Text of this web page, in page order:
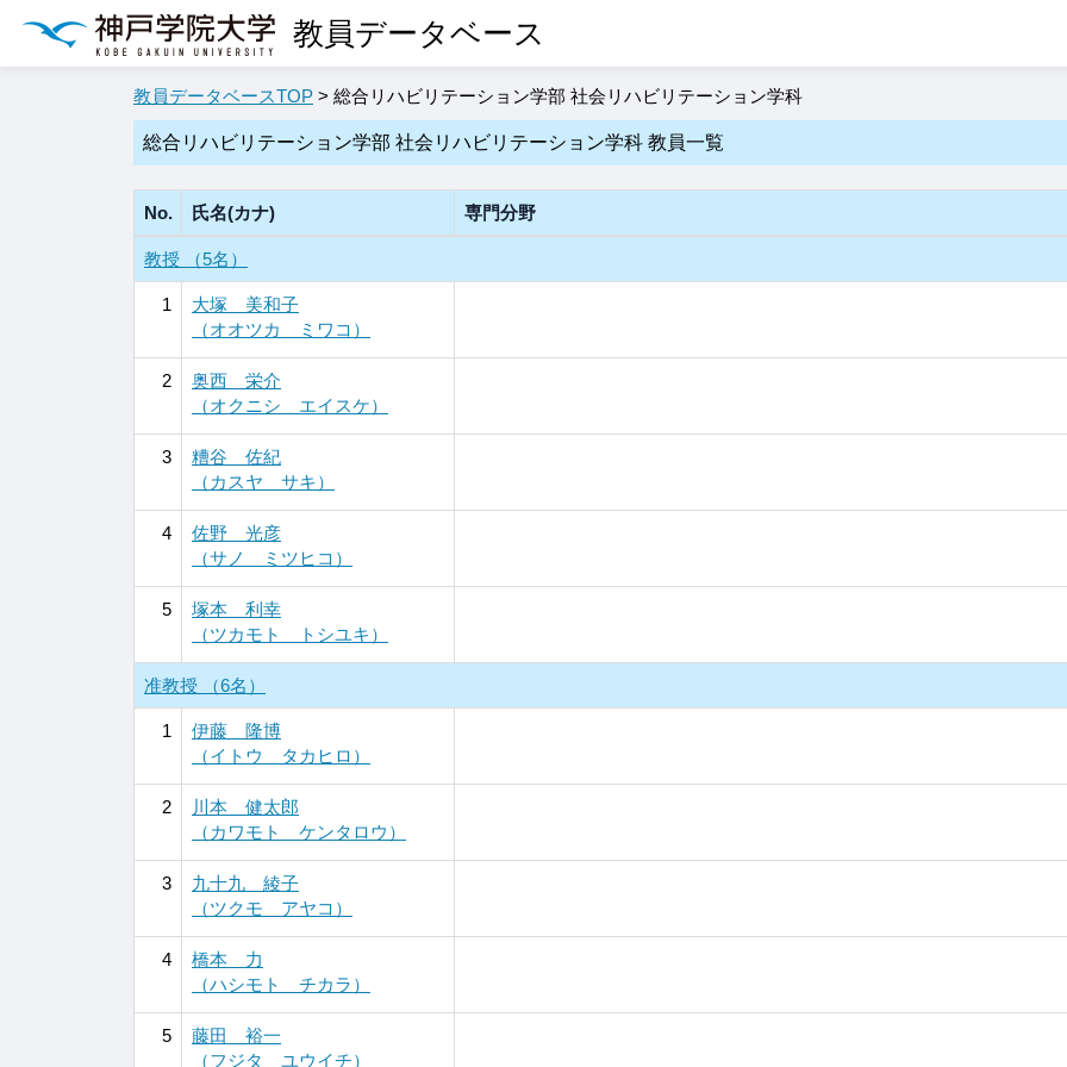
教員データベース
教員データベースTOP > 総合リハビリテーション学部 社会リハビリテーション学科
総合リハビリテーション学部 社会リハビリテーション学科 教員一覧
No. 氏名(カナ) 専門分野
教授 （5名）
1
大塚 美和子
（オオツカ ミワコ）
2
奥西 栄介
（オクニシ エイスケ）
3
糟谷 佐紀
（カスヤ サキ）
4
佐野 光彦
（サノ ミツヒコ）
5
塚本 利幸
（ツカモト トシユキ）
准教授 （6名）
1
伊藤 隆博
（イトウ タカヒロ）
2
川本 健太郎
（カワモト ケンタロウ）
3
九十九 綾子
（ツクモ アヤコ）
4
橋本 力
（ハシモト チカラ）
5
藤田 裕一
（フジタ ユウイチ）